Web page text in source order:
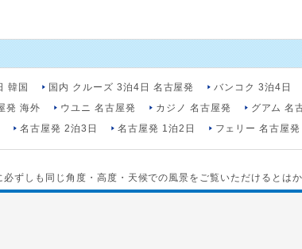
韓国 国内 クルーズ 3泊4日 名古屋発 バンコク 3泊4日
発 海外 ウユニ 名古屋発 カジノ 名古屋発 グアム 名
名古屋発 2泊3日 名古屋発 1泊2日 フェリー 名古屋発
ずしも同じ角度・高度・天候での風景をご覧いただけるとは